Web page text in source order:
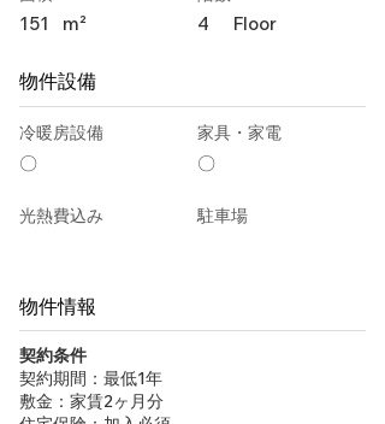
151 m² 4 Floor
物件設備
冷暖房設備
〇
家具・家電
〇
光熱費込み 駐車場
物件情報
契約条件
契約期間：最低1年
敷金：家賃2ヶ月分